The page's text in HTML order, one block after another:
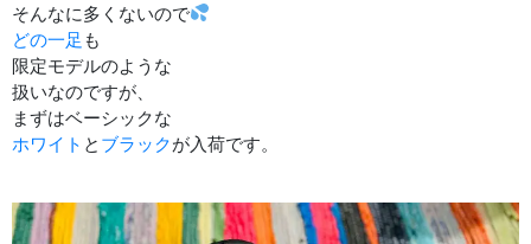
そんなに多くないので
どの一足 も
限定モデルのような
扱いなのですが、
まずはベーシックな
ホワイト と ブラックが入荷です。